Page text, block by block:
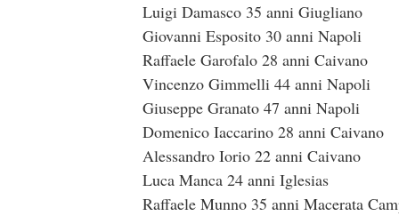
Luigi Damasco 35 anni Giugliano
Giovanni Esposito 30 anni Napoli
Raffaele Garofalo 28 anni Caivano
Vincenzo Gimmelli 44 anni Napoli
Giuseppe Granato 47 anni Napoli
Domenico Iaccarino 28 anni Caivano
Alessandro Iorio 22 anni Caivano
Luca Manca 24 anni Iglesias
Raffaele Munno 35 anni Macerata